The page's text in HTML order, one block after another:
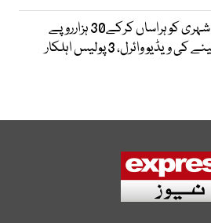
کراچی: شہری کو ہراساں کرکے30 ہزارروپے
رشوت لینے کی ویڈیو وائرل، 3 پولیس اہلکار